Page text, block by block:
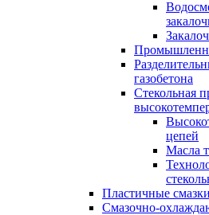
газобетона
Стекольная
цепей
Масла
Пластичные смазки
Смазочно-